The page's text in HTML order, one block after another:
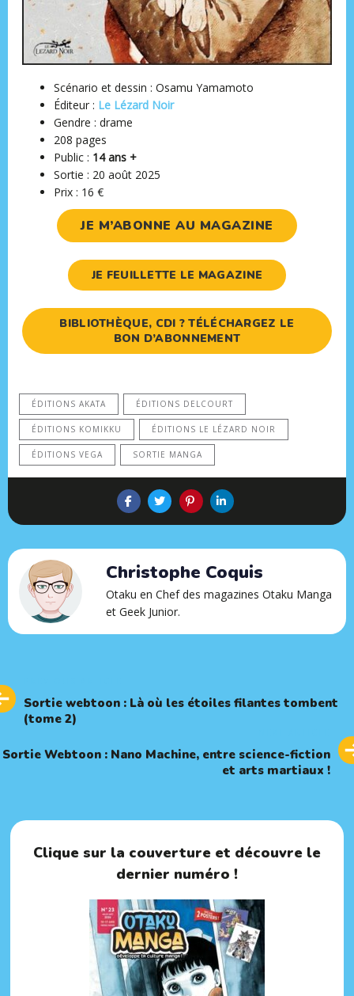
Scénario et dessin : Osamu Yamamoto
Éditeur ‏: Le Lézard Noir
Gendre : drame
208 pages
Public : 14 ans +
Sortie : ‎20 août 2025
Prix : 16 €
JE M’ABONNE AU MAGAZINE
JE FEUILLETTE LE MAGAZINE
BIBLIOTHÈQUE, CDI ? TÉLÉCHARGEZ LE
BON D’ABONNEMENT
ÉDITIONS AKATA ÉDITIONS DELCOURT
ÉDITIONS KOMIKKU ÉDITIONS LE LÉZARD NOIR
ÉDITIONS VEGA SORTIE MANGA
Christophe Coquis
Otaku en Chef des magazines Otaku Manga
et Geek Junior.
Article
Sortie webtoon : Là où les étoiles filantes tombent
(tome 2)
Article
Sortie Webtoon : Nano Machine, entre science-fiction
et arts martiaux !
Clique sur la couverture et découvre le
dernier numéro !